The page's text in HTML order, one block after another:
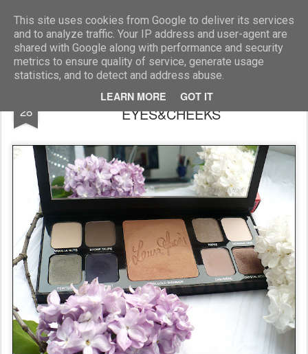
This site uses cookies from Google to deliver its services
and to analyze traffic. Your IP address and user-agent are
shared with Google along with performance and security
metrics to ensure quality of service, generate usage
statistics, and to detect and address abuse.
LEARN MORE GOT IT
Blog Moniszona
28
Laura Mercier ARTIST'S PALETTE FOR
EYES&CHEEKS